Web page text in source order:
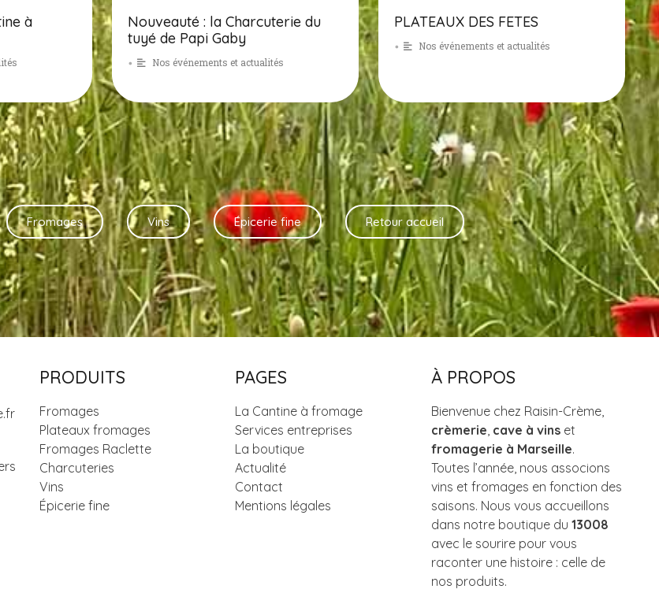
à
Nouveauté : la Charcuterie du
tuyé de Papi Gaby
• Nos événements et actualités
PLATEAUX DES FETES
• Nos événements et actualités
Fromages Vins Épicerie fine Retour accueil
PRODUITS
Fromages
Plateaux fromages
Fromages Raclette
Charcuteries
Vins
Épicerie fine
PAGES
La Cantine à fromage
Services entreprises
La boutique
Actualité
Contact
Mentions légales
À PROPOS
Bienvenue chez Raisin-Crème,
crèmerie cave à vins et
fromagerie à Marseille.
Toutes l’année, nous associons
vins et fromages en fonction des
saisons. Nous vous accueillons
dans notre boutique du13008
avec le sourire pour vous
raconter une histoire : celle de
nos produits.